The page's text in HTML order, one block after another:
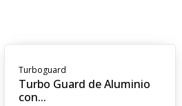
Turboguard
Turbo Guard de Aluminio
con...